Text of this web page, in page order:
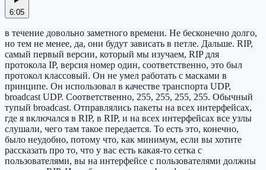
6:05
в течение довольно заметного времени. Не бесконечно долго,
но тем не менее, да, они будут зависать в петле. Дальше. RIP,
самый первый версии, который мы изучаем, RIP для
протокола IP, версия номер один, соответственно, это был
протокол классовый. Он не умел работать с масками в
принципе. Он использовал в качестве транспорта UDP,
broadcast UDP. Соответственно, 255, 255, 255, 255. Обычный
тупый broadcast. Отправлялись пакеты на всех интерфейсах,
где я включался в RIP, в RIP, и на всех интерфейсах все узлы
слушали, чего там такое передается. То есть это, конечно,
было неудобно, потому что, как минимум, если вы хотите
рассказать про то, что у вас есть какая-то сетка с
пользователями, вы на интерфейсе с пользователями должны